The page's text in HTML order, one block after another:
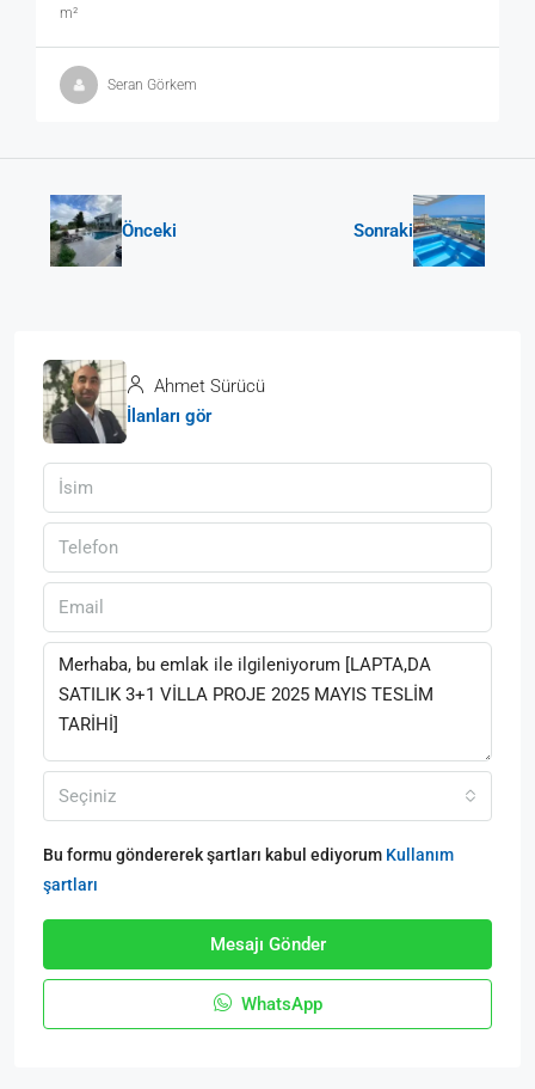
m²
Seran Görkem
Önceki Sonraki
Ahmet Sürücü
İlanları gör
Seçiniz
Bu formu göndererek şartları kabul ediyorum Kullanım
şartları
Mesajı Gönder
WhatsApp